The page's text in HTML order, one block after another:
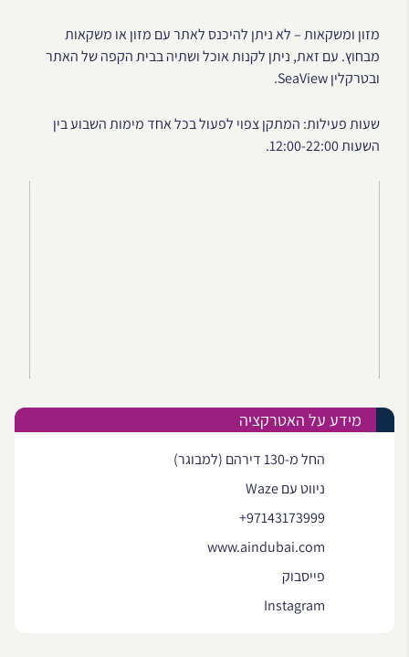
מזון ומשקאות – לא ניתן להיכנס לאתר עם מזון או משקאות
מבחוץ. עם זאת, ניתן לקנות אוכל ושתיה בבית הקפה של האתר
ובטרקלין SeaView.
שעות פעילות: המתקן צפוי לפעול בכל אחד מימות השבוע בין
השעות 12:00-22:00.
מידע על האטרקציה
החל מ-130 דירהם (למבוגר)
ניווט עם Waze
+97143173999
www.aindubai.com
פייסבוק
Instagram